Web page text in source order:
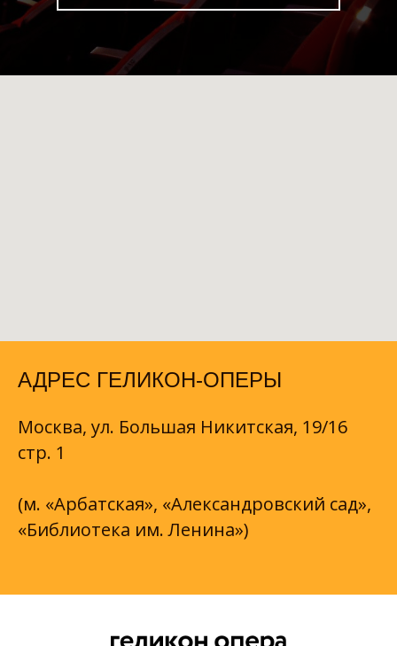
АДРЕС ГЕЛИКОН-ОПЕРЫ
Москва, ул. Большая Никитская, 19/16
стр. 1
(м. «Арбатская», «Александровский сад»,
«Библиотека им. Ленина»)